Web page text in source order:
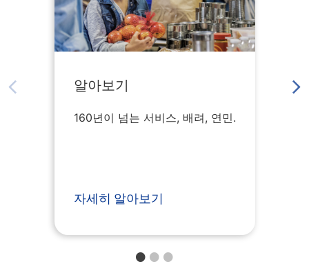
알아보기
160년이 넘는 서비스, 배려, 연민.
자세히 알아보기